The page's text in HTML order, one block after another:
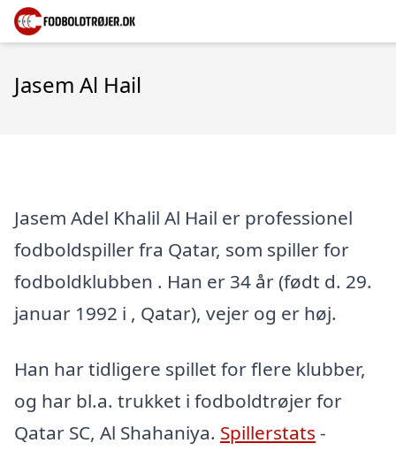
Jasem Al Hail
Jasem Adel Khalil Al Hail er professionel
fodboldspiller fra Qatar, som spiller for
fodboldklubben . Han er 34 år (født d. 29.
januar 1992 i , Qatar), vejer og er høj.
Han har tidligere spillet for flere klubber,
og har bl.a. trukket i fodboldtrøjer for
Qatar SC, Al Shahaniya. Spillerstats -